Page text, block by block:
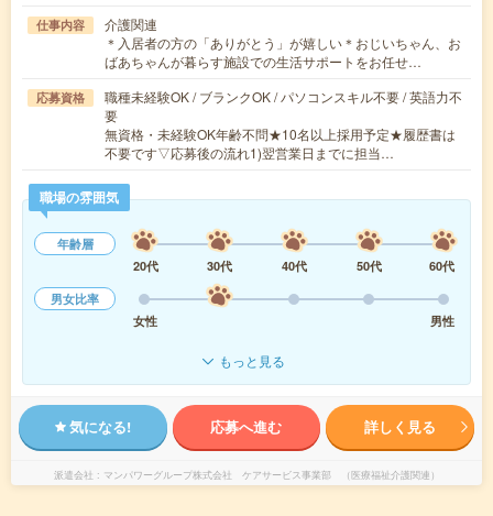
仕事内容
介護関連
＊入居者の方の「ありがとう」が嬉しい＊おじいちゃん、お
ばあちゃんが暮らす施設での生活サポートをお任せ…
応募資格
職種未経験OK / ブランクOK / パソコンスキル不要 / 英語力不
要
無資格・未経験OK年齢不問★10名以上採用予定★履歴書は
不要です▽応募後の流れ1)翌営業日までに担当…
職場の雰囲気
年齢層
20代
30代 40代 50代
60代
男女比率
女性
男性
もっと見る
気になる! 応募へ進む 詳しく見る
派遣会社 マンパワーグループ株式会社 ケアサービス事業部 （医療福祉介護関連）